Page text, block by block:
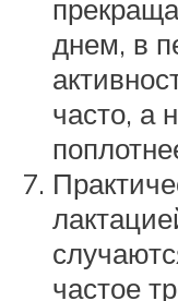
днем, в
часто, а
частое